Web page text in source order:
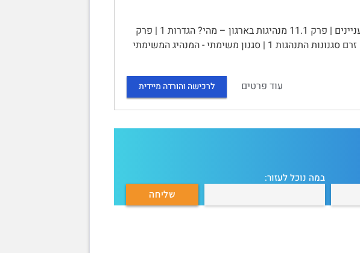
יחידה 11 – מנהיגות בארגון | (עמוד 143) | תוכן עניינים | פרק 11.1 מנהיגות בארגון – מהי? הגדרות 1 | פרק
11.2 זרם התכונות בחקר מנהיגות בארגונים 1 | פרק 11.3 זרם סגנונות התנהגות 1 | סגנון משימתי - המנהיג המשימתי
עוד פרטים לרכישה והורדה מיידית
במה נוכל לעזור: